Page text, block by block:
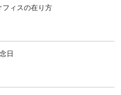
フィスの在り方
日